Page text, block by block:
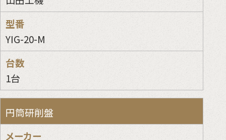
YIG-20-M
1台
円筒研削盤